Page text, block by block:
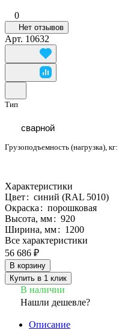
0
Нет отзывов
Арт. 10632
Тип
сварной
Грузоподъемность (нагрузка), кг:
Характеристики
Цвет: синий (RAL 5010)
Окраска : порошковая
Высота, мм: 920
Ширина, мм: 1200
Все характеристики
56 686 ₽
В корзину
Купить в 1 клик
В наличии
Нашли дешевле?
Описание